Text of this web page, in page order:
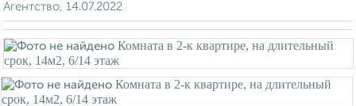
Агентство, 14.07.2022